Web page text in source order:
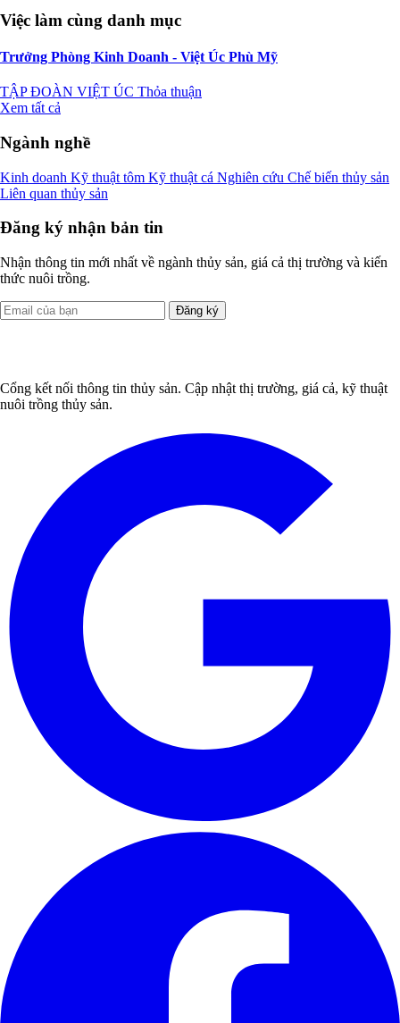
Việc làm cùng danh mục
Trưởng Phòng Kinh Doanh - Việt Úc Phù Mỹ
TẬP ĐOÀN VIỆT ÚC Thỏa thuận
Xem tất cả
Ngành nghề
Kinh doanh Kỹ thuật tôm Kỹ thuật cá Nghiên cứu Chế biến thủy sản
Liên quan thủy sản
Đăng ký nhận bản tin
Nhận thông tin mới nhất về ngành thủy sản, giá cả thị trường và kiến
thức nuôi trồng.
Đăng ký
Cổng kết nối thông tin thủy sản. Cập nhật thị trường, giá cả, kỹ thuật
nuôi trồng thủy sản.